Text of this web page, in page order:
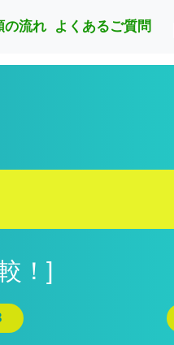
の流れ よくあるご質問
！]